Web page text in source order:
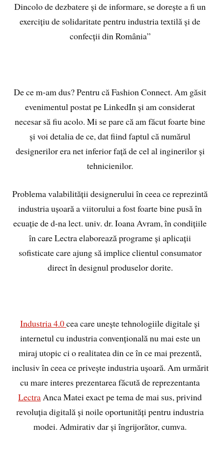
Dincolo de dezbatere și de informare, se dorește a fi un
exercițiu de solidaritate pentru industria textilă și de
confecții din România”
De ce m-am dus? Pentru că Fashion Connect. Am găsit
evenimentul postat pe LinkedIn și am considerat
necesar să fiu acolo. Mi se pare că am făcut foarte bine
și voi detalia de ce, dat fiind faptul că numărul
designerilor era net inferior față de cel al inginerilor și
tehnicienilor.
Problema valabilității designerului în ceea ce reprezintă
industria ușoară a viitorului a fost foarte bine pusă în
ecuație de d-na lect. univ. dr. Ioana Avram, în condițiile
în care Lectra elaborează programe și aplicații
sofisticate care ajung să implice clientul consumator
direct în designul produselor dorite.
Industria 4.0cea care unește tehnologiile digitale și
internetul cu industria convențională nu mai este un
miraj utopic ci o realitatea din ce în ce mai prezentă,
inclusiv în ceea ce privește industria ușoară. Am urmărit
cu mare interes prezentarea făcută de reprezentanta
LectraAnca Matei exact pe tema de mai sus, privind
revoluția digitală și noile oportunități pentru industria
modei. Admirativ dar și îngrijorător, cumva.